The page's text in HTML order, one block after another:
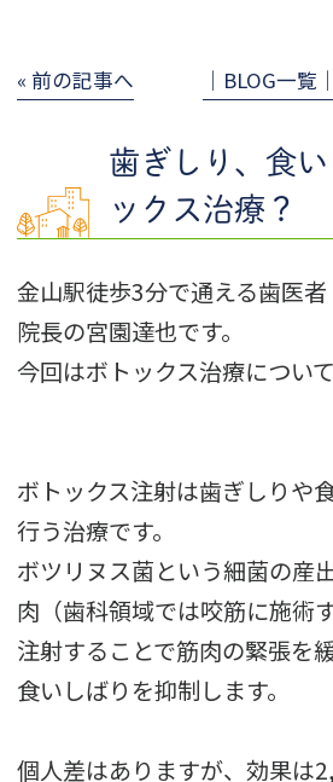
« 前の記事へ │BLOG一覧│
歯ぎしり、食
ックス治療？
金山駅徒歩3分で通える歯医者
院長の宮園達也です。
今回はボトックス治療につい
ボトックス注射は歯ぎしりや
行う治療です。
ボツリヌス菌という細菌の産
肉（歯科領域では咬筋に施術
注射することで筋肉の緊張を
食いしばりを抑制します。
個人差はありますが、効果は